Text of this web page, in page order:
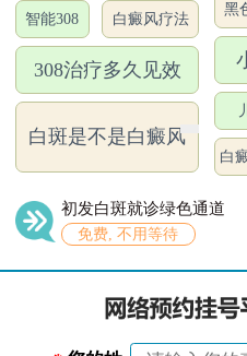
智能308 白癜风疗法
308治疗多久见效
白斑是不是白癜风
黑
白
初发白斑就诊绿色通道
免费, 不用等待